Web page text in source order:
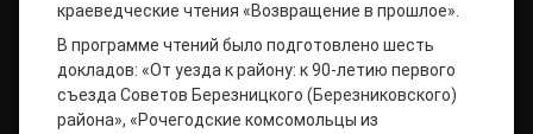
краеведческие чтения «Возвращение в прошлое».
В программе чтений было подготовлено шесть
докладов: «От уезда к району: к 90-летию первого
съезда Советов Березницкого (Березниковского)
района», «Рочегодские комсомольцы из